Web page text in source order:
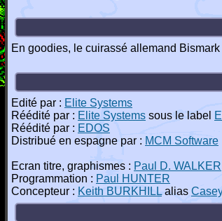
En goodies, le cuirassé allemand Bismark
Edité par : Elite Systems
Réédité par : Elite Systems sous le label
Réédité par : EDOS
Distribué en espagne par : MCM Software
Ecran titre, graphismes : Paul D. WALKER
Programmation : Paul HUNTER
Concepteur : Keith BURKHILLalias